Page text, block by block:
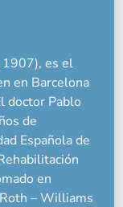
1907), es el
en Barcelona
doctor Pablo
de
Española de
en
– Williams